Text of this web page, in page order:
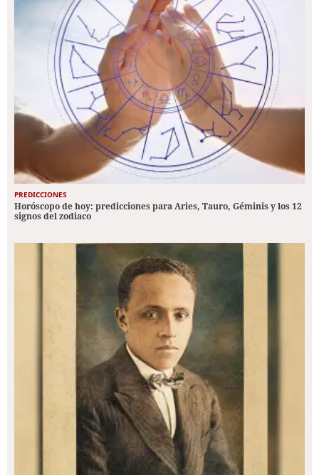
PREDICCIONES
Horóscopo de hoy: predicciones para Aries, Tauro, Géminis y los 12
signos del zodiaco